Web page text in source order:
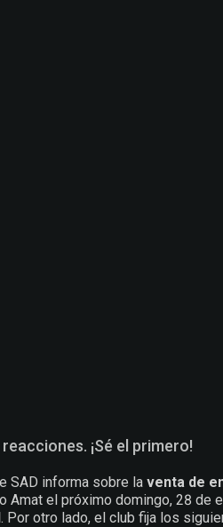
¡Sé el primero!
SAD informa sobre la venta de
Amat el próximo domingo, 28 de
. Por otro lado, el club fija los